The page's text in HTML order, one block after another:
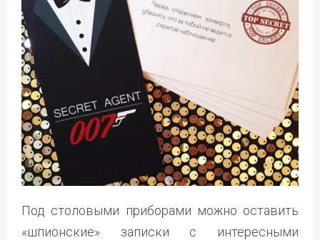
Под столовыми приборами можно оставить
«шпионские» записки с интересными